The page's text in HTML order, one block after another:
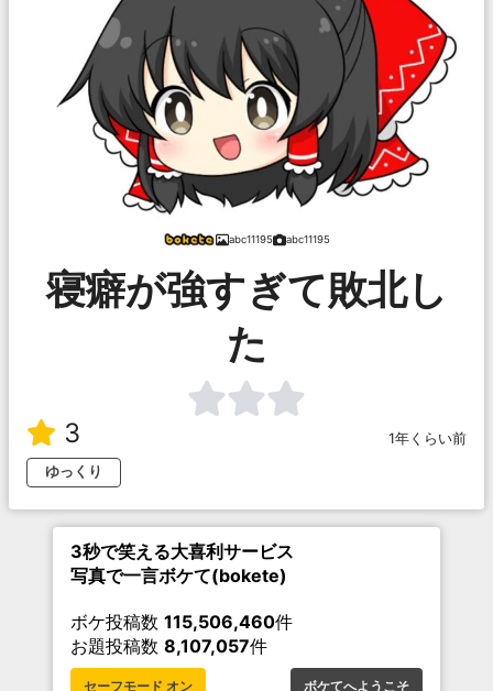
abc11195 abc11195
寝癖が強すぎて敗北し
た
3
1年くらい前
ゆっくり
3秒で笑える大喜利サービス
写真で一言ボケて(bokete)
ボケ投稿数 115,506,460件
お題投稿数 8,107,057件
セーフモード オン ボケてへようこそ